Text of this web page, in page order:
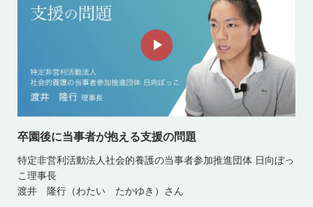
卒園後に当事者が抱える支援の問題
特定非営利活動法人社会的養護の当事者参加推進団体 日向ぼっ
こ理事長
渡井 隆行（わたい たかゆき）さん